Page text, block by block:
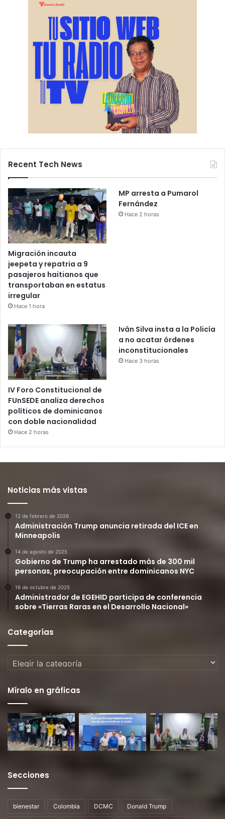
Recent Tech News
Migración incauta
jeepeta y repatria a 9
pasajeros haitianos que
transportaban en estatus
irregular
Hace 1 hora
MP arresta a Pumarol
Fernández
Hace 2 horas
IV Foro Constitucional de
FUnSEDE analiza derechos
políticos de dominicanos
con doble nacionalidad
Hace 2 horas
Iván Silva insta a la Policía
a no acatar órdenes
inconstitucionales
Hace 3 horas
Noticias más vistas
12 de febrero de 2026
Administración Trump anuncia retirada del ICE en
Minneapolis
14 de agosto de 2025
Gobierno de Trump ha arrestado más de 300 mil
personas, preocupación entre dominicanos NYC
16 de octubre de 2025
Administrador de EGEHID participa de conferencia
sobre «Tierras Raras en el Desarrollo Nacional»
Categorías
Categorías
Míralo en gráficas
Secciones
bienestar Colombia DCMC Donald Trump